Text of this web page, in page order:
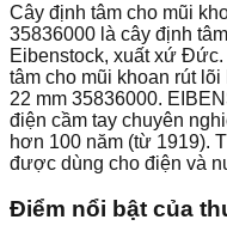
Cây định tâm cho mũi
35836000 là cây định
Eibenstock, xuất xứ
tâm cho mũi khoan rút
22 mm 35836000.
điện cầm tay chuyên
hơn 100 năm (từ 1919).
được dùng cho điện và
Điểm nổi bật của